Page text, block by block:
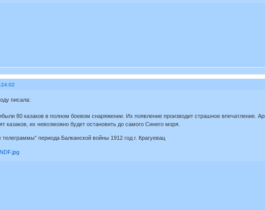
писала:
80 казаков в полном боевом снаряжении. Их появление производит страшное впечатление.
казаков, их невозможно будет остановить до самого Синего моря.
телеграммы” периода Балканской войны 1912 год г. Крагуевац